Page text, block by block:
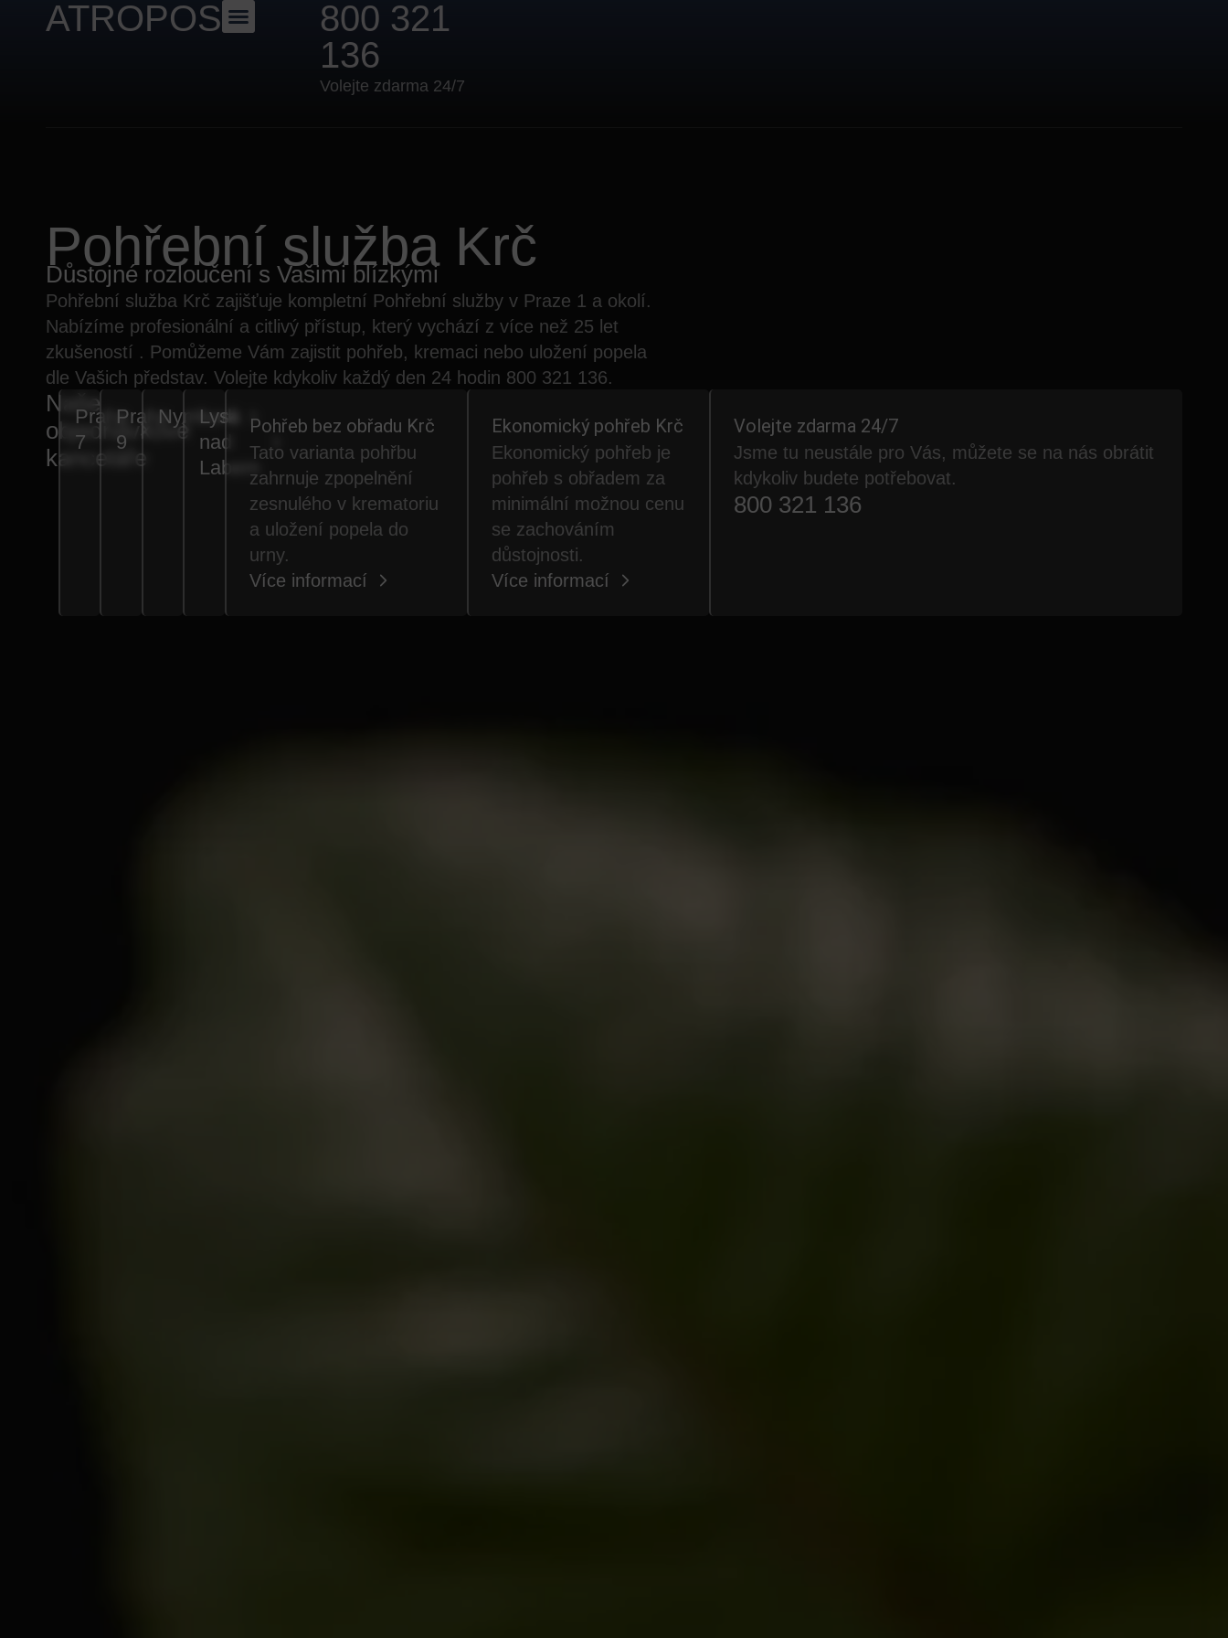
ATROPOS
800 321
136
Volejte zdarma 24/7
Pohřební služba Krč
Důstojné rozloučení s Vašimi blízkými
Pohřební služba Krč zajišťuje kompletní Pohřební služby v Praze 1 a okolí.
Nabízíme profesionální a citlivý přístup, který vychází z více než 25 let
zkušeností . Pomůžeme Vám zajistit pohřeb, kremaci nebo uložení popela
dle Vašich představ. Volejte kdykoliv každý den 24 hodin 800 321 136.
Naše
objednávkové
kanceláře
Praha
7
Praha
9
Nymburk
Lysá
nad
Labem
Pohřeb bez obřadu Krč
Tato varianta pohřbu
zahrnuje zpopelnění
zesnulého v krematoriu
a uložení popela do
urny.
Více informací
Ekonomický pohřeb Krč
Ekonomický pohřeb je
pohřeb s obřadem za
minimální možnou cenu
se zachováním
důstojnosti.
Více informací
Volejte zdarma 24/7
Jsme tu neustále pro Vás, můžete se na nás obrátit
kdykoliv budete potřebovat.
800 321 136